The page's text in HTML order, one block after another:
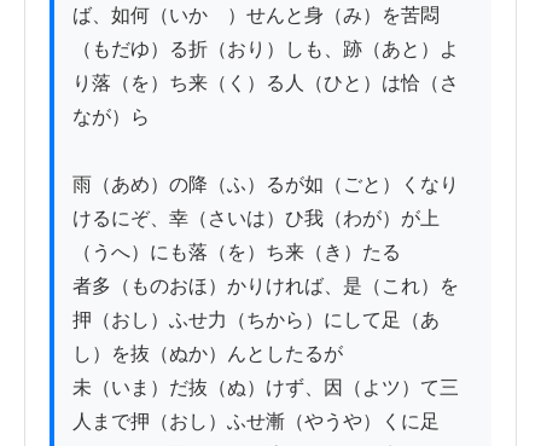
ば、如何（いかゝ）せんと身（み）を苦悶
（もだゆ）る折（おり）しも、跡（あと）よ
り落（を）ち来（く）る人（ひと）は恰（さ
なが）ら
雨（あめ）の降（ふ）るが如（ごと）くなり
けるにぞ、幸（さいは）ひ我（わが）が上
（うへ）にも落（を）ち来（き）たる
者多（ものおほ）かりければ、是（これ）を
押（おし）ふせ力（ちから）にして足（あ
し）を抜（ぬか）んとしたるが
未（いま）だ抜（ぬ）けず、因（よツ）て三
人まで押（おし）ふせ漸（やうや）くに足